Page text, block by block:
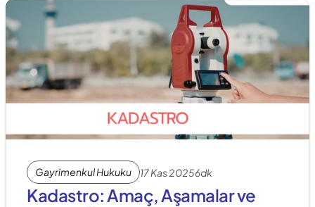
Gayrimenkul Hukuku 17 Kas 20256dk
Kadastro: Amaç, Aşamalar ve